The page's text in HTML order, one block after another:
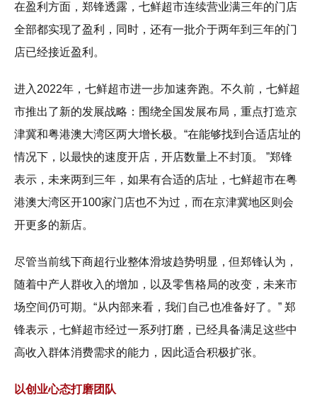
在盈利方面，郑锋透露，七鲜超市连续营业满三年的门店
全部都实现了盈利，同时，还有一批介于两年到三年的门
店已经接近盈利。
进入2022年，七鲜超市进一步加速奔跑。不久前，七鲜超
市推出了新的发展战略：围绕全国发展布局，重点打造京
津冀和粤港澳大湾区两大增长极。“在能够找到合适店址的
情况下，以最快的速度开店，开店数量上不封顶。 ”郑锋
表示，未来两到三年，如果有合适的店址，七鲜超市在粤
港澳大湾区开100家门店也不为过，而在京津冀地区则会
开更多的新店。
尽管当前线下商超行业整体滑坡趋势明显，但郑锋认为，
随着中产人群收入的增加，以及零售格局的改变，未来市
场空间仍可期。“从内部来看，我们自己也准备好了。” 郑
锋表示，七鲜超市经过一系列打磨，已经具备满足这些中
高收入群体消费需求的能力，因此适合积极扩张。
以创业心态打磨团队